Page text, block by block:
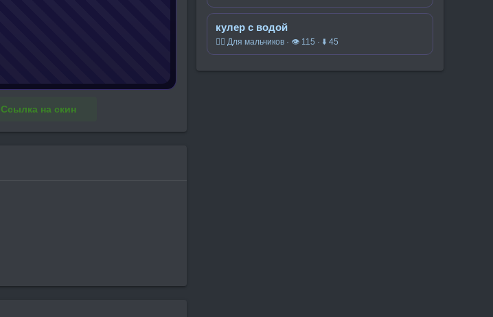
Ссылка на скин
кулер с водой
🧍‍♂️ Для мальчиков · 👁 115 · ⬇ 45